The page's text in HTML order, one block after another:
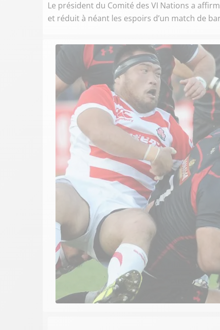
Le président du Comité des VI Nations a
et réduit à néant les espoirs d’un match de